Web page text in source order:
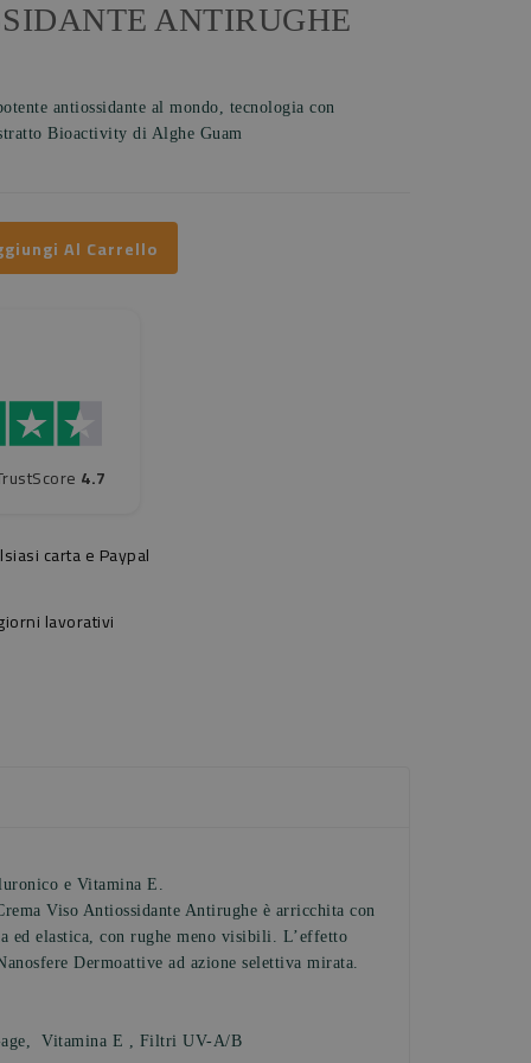
ANTIRUGHE
antiossidante al mondo, tecnologia con
Bioactivity di Alghe Guam
Al Carrello
4.7
carta e Paypal
lavorativi
e Vitamina E.
Viso Antiossidante Antirughe è arricchita con
ed elastica, con rughe meno visibili. L’effetto
Dermoattive ad azione selettiva mirata.
age, Vitamina E , Filtri UV-A/B